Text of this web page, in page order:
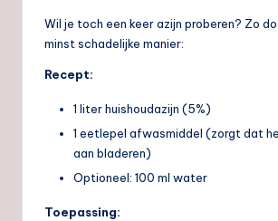
Wil je toch een keer azijn proberen? Zo
minst schadelijke manier:
Recept:
1 liter huishoudazijn (5%)
1 eetlepel afwasmiddel (zorgt dat
aan bladeren)
Optioneel: 100 ml water
Toepassing: